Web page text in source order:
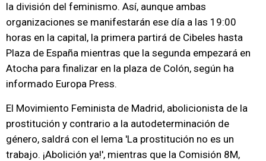
la división del feminismo. Así, aunque ambas
organizaciones se manifestarán ese día a las 19:00
horas en la capital, la primera partirá de Cibeles hasta
Plaza de España mientras que la segunda empezará en
Atocha para finalizar en la plaza de Colón, según ha
informado Europa Press.
El Movimiento Feminista de Madrid, abolicionista de la
prostitución y contrario a la autodeterminación de
género, saldrá con el lema 'La prostitución no es un
trabajo. ¡Abolición ya!', mientras que la Comisión 8M,